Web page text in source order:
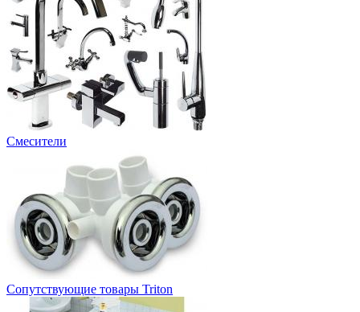
Смесители
Сопутствующие товары Triton